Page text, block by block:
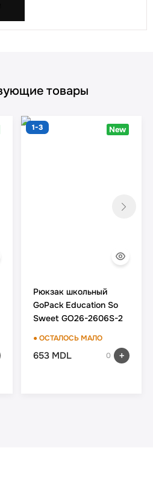
товары
1-3 New
Рюкзак школьный
GoPack Education So
Sweet GO26-2606S-2
● ОСТАЛОСЬ МАЛО
653 MDL 0